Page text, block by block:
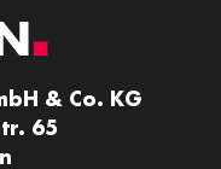
& Co. KG
65